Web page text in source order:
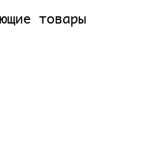
товары